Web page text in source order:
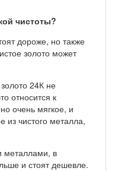
чистоты?
дороже, но также
золото может
24К не
относится к
очень мягкое, и
из чистого металла,
металлами, в
и стоят дешевле.